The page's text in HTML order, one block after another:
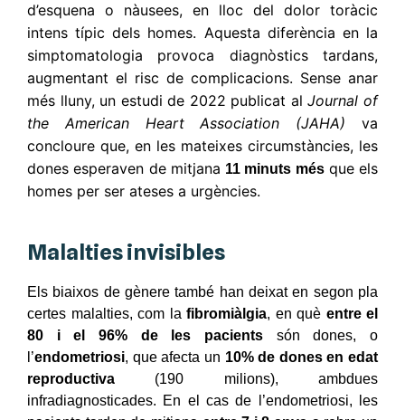
d’esquena o nàusees, en lloc del dolor toràcic
intens típic dels homes. Aquesta diferència en la
simptomatologia provoca diagnòstics tardans,
augmentant el risc de complicacions. Sense anar
més lluny, un estudi de 2022 publicat alJournal of
the American Heart Association (JAHA) va
concloure que, en les mateixes circumstàncies, les
dones esperaven de mitjana 11 minuts mésque els
homes per ser ateses a urgències.
Malalties invisibles
Els biaixos de gènere també han deixat en segon pla
certes malalties, com la fibromiàlgia, en què entre el
80 i el 96% de les pacients són dones, o
l’endometriosi, que afecta un 10% de dones en edat
reproductiva (190 milions), ambdues
infradiagnosticades. En el cas de l’endometriosi, les